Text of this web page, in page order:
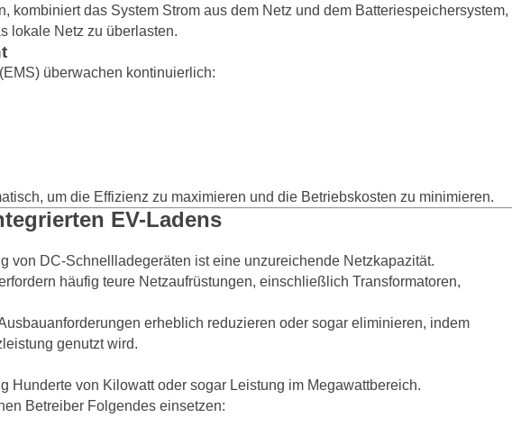
kombiniert das System Strom aus dem Netz und dem Batteriespeichersystem,
lokale Netz zu überlasten.
überwachen kontinuierlich:
um die Effizienz zu maximieren und die Betriebskosten zu minimieren.
EV-Ladens
von DC-Schnellladegeräten ist eine unzureichende Netzkapazität.
häufig teure Netzaufrüstungen, einschließlich Transformatoren,
erheblich reduzieren oder sogar eliminieren, indem
genutzt wird.
Hunderte von Kilowatt oder sogar Leistung im Megawattbereich.
Betreiber Folgendes einsetzen: